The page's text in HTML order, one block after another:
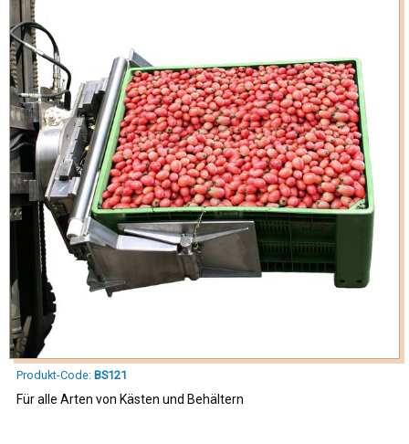
Produkt-Code: BS121
Für alle Arten von Kästen und Behältern